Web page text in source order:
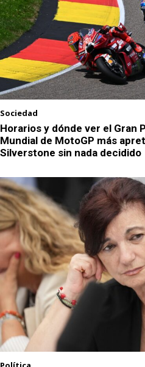
Sociedad
Horarios y dónde ver el Gran
Mundial de MotoGP más
Silverstone sin nada decidido